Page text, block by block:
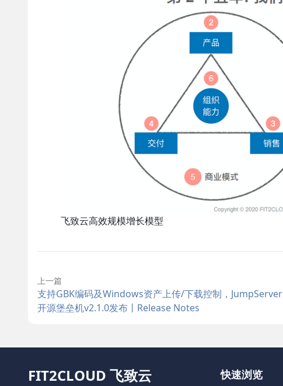
飞致云高效规模增长模型
上一篇
支持GBK编码及Windows资产上传/下载控制，JumpServer
开源堡垒机v2.1.0发布丨Release Notes
FIT2CLOUD 飞致云 快速浏览